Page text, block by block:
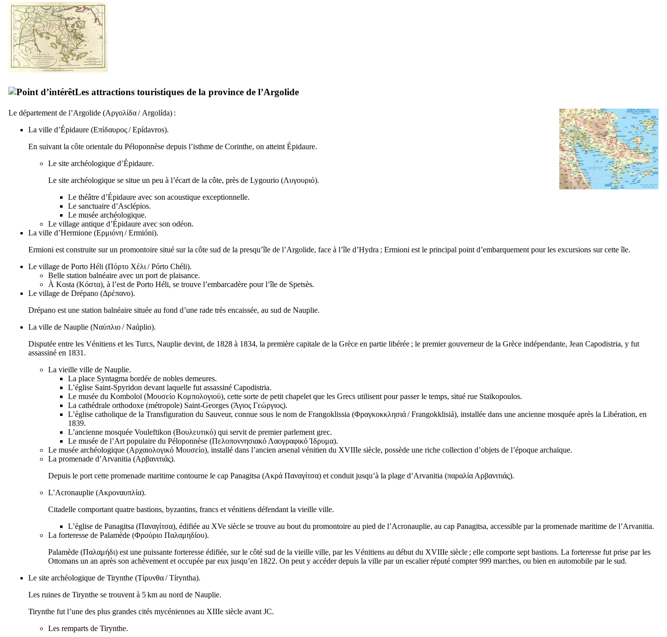
Les attractions touristiques de la province de l’Argolide
Le département de l’Argolide (Αργολίδα/ Argolída) :
La ville d’Épidaure (Επίδαυρος/Epídavros).
En suivant la côte orientale du Péloponnèse depuis l’isthme de Corinthe, on atteint Épidaure.
Le site archéologique d’Épidaure.
Le site archéologique se situe un peu à l’écart de la côte, près de Lygourio (Λυγουριό).
Le théâtre d’Épidaure avec son acoustique exceptionnelle.
Le sanctuaire d’Asclépios.
Le musée archéologique.
Le village antique d’Épidaure avec son odéon.
La ville d’Hermione (Ερμιόνη/Ermióni).
Ermioni est construite sur un promontoire situé sur la côte sud de la presqu’île de l’Argolide, face à l’île d’Hydra ; Ermioni est le principal point d’embarquement pour les excursions sur cette île.
Le village de Porto Héli (Πόρτο Χέλι /Pórto Chéli).
Belle station balnéaire avec un port de plaisance.
À Kosta (Κόστα), à l’est de Porto Héli, se trouve l’embarcadère pour l’île de Spetsès.
Le village de Drépano (Δρέπανο).
Drépano est une station balnéaire située au fond d’une rade très encaissée, au sud de Nauplie.
La ville de Nauplie (Ναύπλιο/Naúplio).
Disputée entre les Vénitiens et les Turcs, Nauplie devint, de 1828 à 1834, la première capitale de la Grèce en partie libérée ; le premier gouverneur de la Grèce indépendante, Jean Capodistria, y fut
assassiné en 1831.
La vieille ville de Nauplie.
La place Syntagma bordée de nobles demeures.
L’église Saint-Spyridon devant laquelle fut assassiné Capodistria.
Le musée du Komboloï (Μουσείο Κομπολογιού), cette sorte de petit chapelet que les Grecs utilisent pour passer le temps, situé rue Staïkopoulos.
La cathédrale orthodoxe (métropole) Saint-Georges (Άγιος Γεώργιος).
L’église catholique de la Transfiguration du Sauveur, connue sous le nom de Frangoklissia (Φραγκοκκλησιά/Frangokklisiá), installée dans une ancienne mosquée après la Libération, en
1839.
L’ancienne mosquée Vouleftikon (Βουλευτικό) qui servit de premier parlement grec.
Le musée de l’Art populaire du Péloponnèse (Πελοποννησιακό Λαογραφικό Ίδρυμα).
Le musée archéologique (Αρχαιολογικό Μουσείο), installé dans l’ancien arsenal vénitien du XVIIIe siècle, possède une riche collection d’objets de l’époque archaïque.
La promenade d’Arvanitia (Αρβανιτιάς).
Depuis le port cette promenade maritime contourne le cap Panagitsa (Ακρά Παναγίτσα) et conduit jusqu’à la plage d’Arvanitia (παραλία Αρβανιτιάς).
L’Acronauplie (Ακροναυπλία).
Citadelle comportant quatre bastions, byzantins, francs et vénitiens défendant la vieille ville.
L’église de Panagitsa (Παναγίτσα), édifiée au XVe siècle se trouve au bout du promontoire au pied de l’Acronauplie, au cap Panagitsa, accessible par la promenade maritime de l’Arvanitia.
La forteresse de Palamède (Φρούριο Παλαμηδίου).
Palamède (Παλαμήδι) est une puissante forteresse édifiée, sur le côté sud de la vieille ville, par les Vénitiens au début du XVIIIe siècle ; elle comporte sept bastions. La forteresse fut prise par les
Ottomans un an après son achèvement et occupée par eux jusqu’en 1822. On peut y accéder depuis la ville par un escalier réputé compter 999 marches, ou bien en automobile par le sud.
Le site archéologique de Tirynthe (Τίρυνθα/Tíryntha).
Les ruines de Tirynthe se trouvent à 5 km au nord de Nauplie.
Tirynthe fut l’une des plus grandes cités mycéniennes au XIIIe siècle avant JC.
Les remparts de Tirynthe.